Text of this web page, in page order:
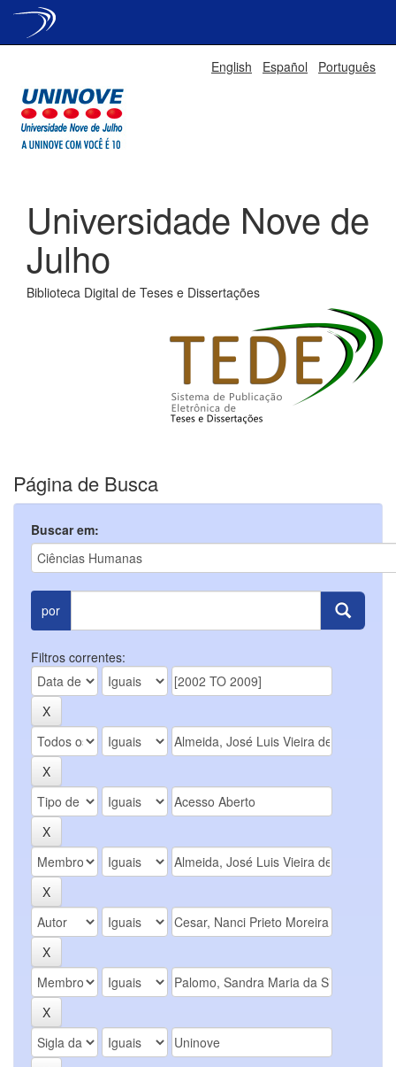
English Español Português
Universidade Nove de
Julho
Biblioteca Digital de Teses e Dissertações
Página de Busca
Buscar em:
por
Filtros correntes: